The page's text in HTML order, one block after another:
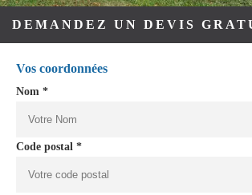
DEMANDEZ UN DEVIS
Vos coordonnées
Nom *
Code postal *